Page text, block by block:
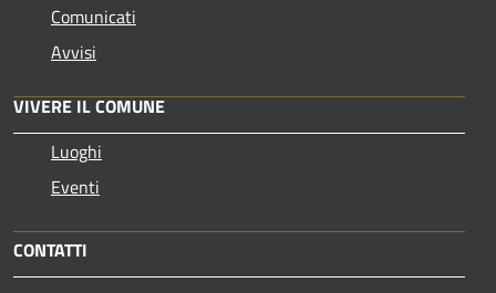
Comunicati
Avvisi
VIVERE IL COMUNE
Luoghi
Eventi
CONTATTI